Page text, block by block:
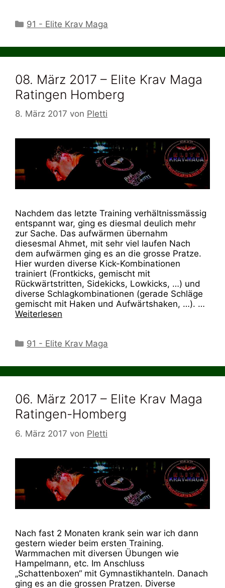
Kategorien
91 - Elite Krav Maga
08. März 2017 – Elite Krav Maga
Ratingen Homberg
8. März 2017 von Pletti
Nachdem das letzte Training verhältnissmässig
entspannt war, ging es diesmal deulich mehr
zur Sache. Das aufwärmen übernahm
diesesmal Ahmet, mit sehr viel laufen Nach
dem aufwärmen ging es an die grosse Pratze.
Hier wurden diverse Kick-Kombinationen
trainiert (Frontkicks, gemischt mit
Rückwärtstritten, Sidekicks, Lowkicks, …) und
diverse Schlagkombinationen (gerade Schläge
gemischt mit Haken und Aufwärtshaken, …). …
Weiterlesen
Kategorien
91 - Elite Krav Maga
06. März 2017 – Elite Krav Maga
Ratingen-Homberg
6. März 2017 von Pletti
Nach fast 2 Monaten krank sein war ich dann
gestern wieder beim ersten Training.
Warmmachen mit diversen Übungen wie
Hampelmann, etc. Im Anschluss
„Schattenboxen“ mit Gymnastikhanteln. Danach
ging es an die grossen Pratzen. Diverse